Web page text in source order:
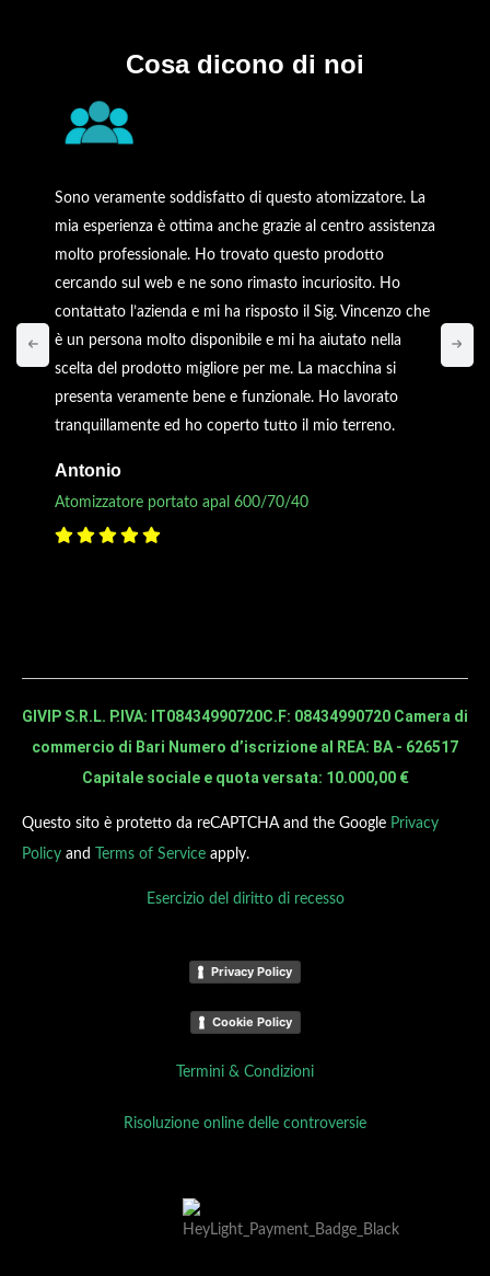
Cosa dicono di noi
Sono veramente soddisfatto di questo atomizzatore. La
mia esperienza è ottima anche grazie al centro assistenza
molto professionale. Ho trovato questo prodotto
cercando sul web e ne sono rimasto incuriosito. Ho
contattato l’azienda e mi ha risposto il Sig. Vincenzo che
è un persona molto disponibile e mi ha aiutato nella
scelta del prodotto migliore per me. La macchina si
presenta veramente bene e funzionale. Ho lavorato
tranquillamente ed ho coperto tutto il mio terreno.
Antonio
Atomizzatore portato apal 600/70/40
GIVIP S.R.L. P.IVA: IT08434990720C.F: 08434990720 Camera di
commercio di Bari Numero d’iscrizione al REA: BA - 626517
Capitale sociale e quota versata: 10.000,00 €
Questo sito è protetto da reCAPTCHA and the Google Privacy
Policy and Terms of Service apply.
Esercizio del diritto di recesso
Privacy Policy
Cookie Policy
Termini & Condizioni
Risoluzione online delle controversie